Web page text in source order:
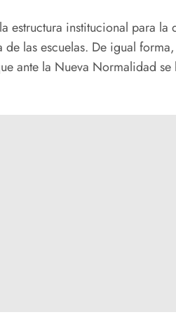
estructura institucional para la
las escuelas. De igual
ante la Nueva Normalidad se